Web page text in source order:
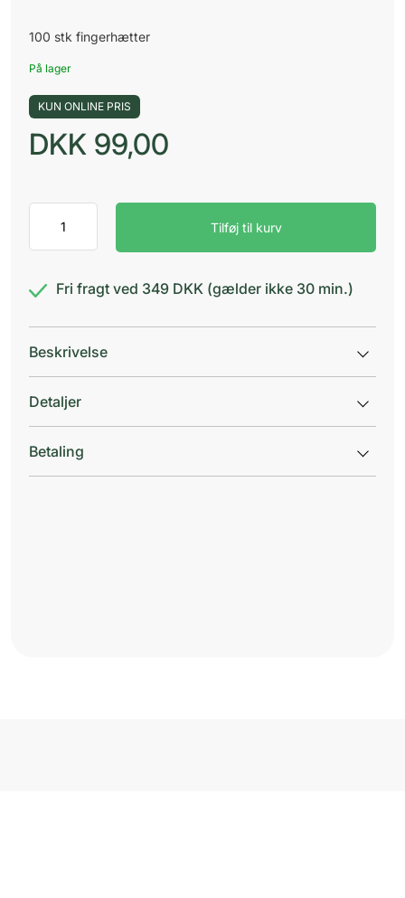
100 stk fingerhætter
På lager
KUN ONLINE PRIS
DKK 99,00
pud.fri
L
Tilføj til kurv
Fri fragt ved 349 DKK (gælder ikke 30 min.)
Beskrivelse
Detaljer
Betaling